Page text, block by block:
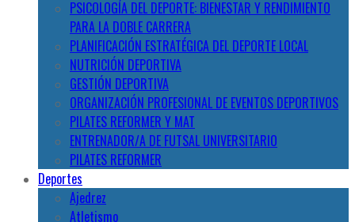
PSICOLOGÍA DEL DEPORTE: BIENESTAR Y RENDIMIENTO
PARA LA DOBLE CARRERA
PLANIFICACIÓN ESTRATÉGICA DEL DEPORTE LOCAL
NUTRICIÓN DEPORTIVA
GESTIÓN DEPORTIVA
ORGANIZACIÓN PROFESIONAL DE EVENTOS DEPORTIVOS
PILATES REFORMER Y MAT
ENTRENADOR/A DE FUTSAL UNIVERSITARIO
PILATES REFORMER
Deportes
Ajedrez
Atletismo